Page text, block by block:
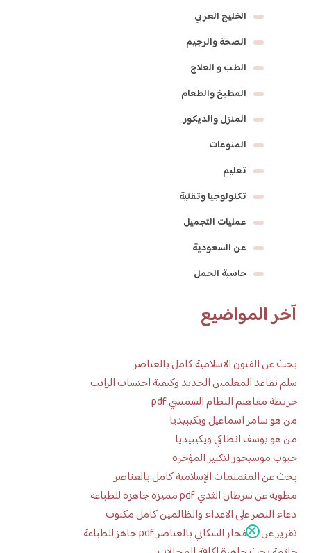
الخليج العربي
الصحة والرجيم
الطب و العلاج
المطبخ والطعام
المنزل والديكور
المنوعات
تعليم
تكنولوجيا وتقنية
عمليات التجميل
عن السعودية
حاسبة الحمل
آخر المواضيع
بحث عن الفنون الاسلامية كامل بالعناصر
سلم تقاعد المعلمين الجديد وكيفية احتساب الراتب
خريطة مفاهيم النظام الشمسي pdf
من هو سامر اسماعيل ويكيبيديا
من هو يوسف انطاكي ويكيبيديا
حبوب موسيجور لتكبير المؤخرة
بحث عن المنمنمات الإسلامية كامل بالعناصر
مطوية عن سرطان الثدي pdf مميزة جاهزة للطباعة
دعاء النصر على الاعداء والظالمين كامل مكتوب
تقرير عن الانفجار السكاني بالعناصر pdf جاهز للطباعة